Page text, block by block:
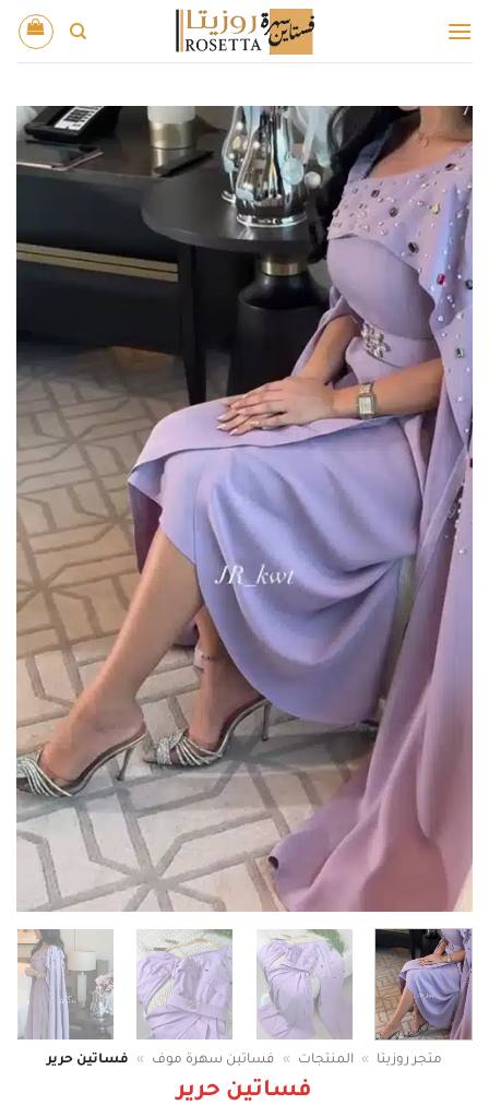
للمحتوى
متجر روزيتا » المنتجات » فساتين سهرة موف » فساتين حرير
فساتين حرير